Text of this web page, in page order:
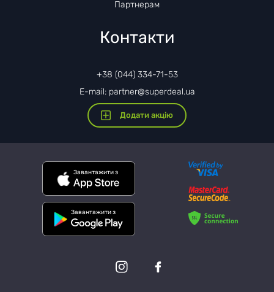
Партнерам
Контакти
+38 (044) 334-71-53
E-mail: partner@superdeal.ua
Додати акцію
Завантажити з
Завантажити з